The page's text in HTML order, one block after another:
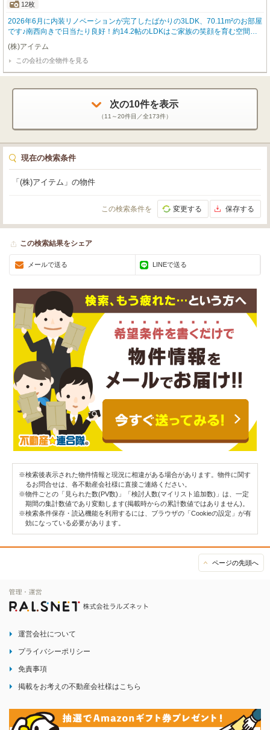
12枚
2026年6月に内装リノベーションが完了したばかりの3LDK、70.11m²のお部屋
です♪南西向きで日当たり良好！約14.2帖のLDKはご家族の笑顔を育む空間に
★「市営地下鉄空港線『大濠公園』駅」まで徒歩5分の駅チカ好立地♪スーパー
やコンビニも近く、生活利便性も良好◎ペットや楽器のご相談も可能ですよ♪
大濠公園近くの「大濠公園グランドヒルズ」で、新しい暮らしを始めません
か？気になる点は、どうぞお気軽にご相談ください♪
(株)アイテム
この会社の全物件を見る
次の10件を表示
（11～20件目／全173件）
現在の検索条件
「(株)アイテム」の物件
この検索条件を 変更する 保存する
この検索結果をシェア
メールで送る LINEで送る
※検索後表示された物件情報と現況に相違がある場合があります。物件に関す
るお問合せは、各不動産会社様に直接ご連絡ください。
※物件ごとの「見られた数(PV数)」「検討人数(マイリスト追加数)」は、一定
期間の集計数値であり変動します(掲載時からの累計数値ではありません)。
※検索条件保存・読込機能を利用するには、ブラウザの「Cookieの設定」が有
効になっている必要があります。
ページの先頭へ
運営会社について
プライバシーポリシー
免責事項
掲載をお考えの不動産会社様はこちら